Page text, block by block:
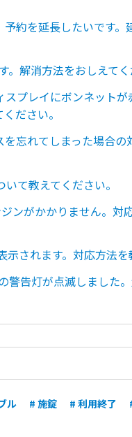
約を延長したいです。
解消方法をおしえてく
プレイにボンネット
ださい。
忘れてしまった場合の
て教えてください。
ンがかかりません。対
されます。対応方法を
警告灯が点滅しました
ル # 施錠 # 利用終了